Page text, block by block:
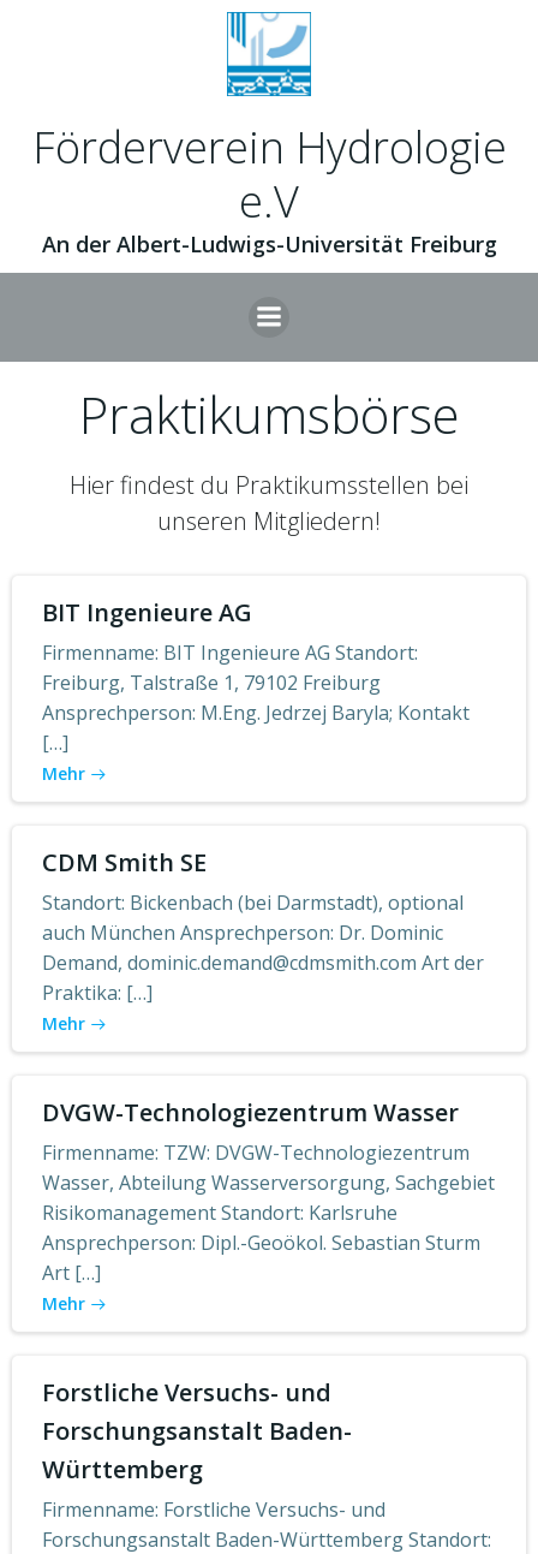
Skip
to
content
Förderverein Hydrologie
e.V
An der Albert-Ludwigs-Universität Freiburg
Praktikumsbörse
Hier findest du Praktikumsstellen bei
unseren Mitgliedern!
BIT Ingenieure AG
Firmenname: BIT Ingenieure AG Standort:
Freiburg, Talstraße 1, 79102 Freiburg
Ansprechperson: M.Eng. Jedrzej Baryla; Kontakt
[…]
Mehr
CDM Smith SE
Standort: Bickenbach (bei Darmstadt), optional
auch München Ansprechperson: Dr. Dominic
Demand, dominic.demand@cdmsmith.com Art der
Praktika: […]
Mehr
DVGW-Technologiezentrum Wasser
Firmenname: TZW: DVGW-Technologiezentrum
Wasser, Abteilung Wasserversorgung, Sachgebiet
Risikomanagement Standort: Karlsruhe
Ansprechperson: Dipl.-Geoökol. Sebastian Sturm
Art […]
Mehr
Forstliche Versuchs- und
Forschungsanstalt Baden-
Württemberg
Firmenname: Forstliche Versuchs- und
Forschungsanstalt Baden-Württemberg Standort: